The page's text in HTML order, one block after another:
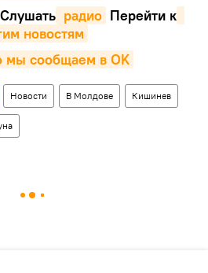
Cлушать радио Перейти к
новостям
мы сообщаем в OK
Новости В Молдове Кишинев